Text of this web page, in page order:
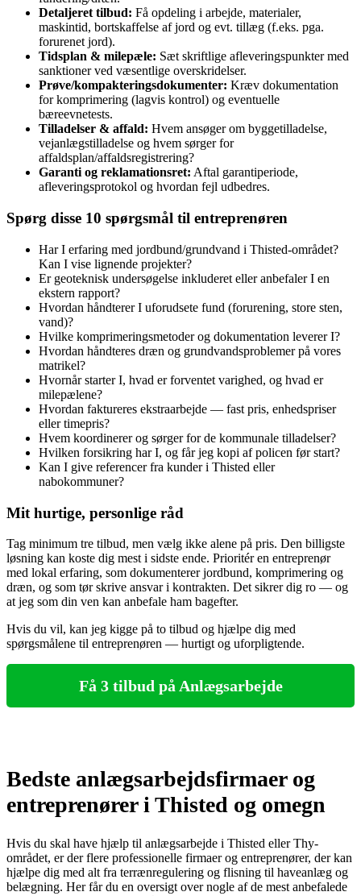
Detaljeret tilbud: Få opdeling i arbejde, materialer,
maskintid, bortskaffelse af jord og evt. tillæg (f.eks. pga.
forurenet jord).
Tidsplan & milepæle: Sæt skriftlige afleveringspunkter med
sanktioner ved væsentlige overskridelser.
Prøve/kompakteringsdokumenter: Kræv dokumentation
for komprimering (lagvis kontrol) og eventuelle
bæreevnetests.
Tilladelser & affald: Hvem ansøger om byggetilladelse,
vejanlægstilladelse og hvem sørger for
affaldsplan/affaldsregistrering?
Garanti og reklamationsret: Aftal garantiperiode,
afleveringsprotokol og hvordan fejl udbedres.
Spørg disse 10 spørgsmål til entreprenøren
Har I erfaring med jordbund/grundvand i Thisted-området?
Kan I vise lignende projekter?
Er geoteknisk undersøgelse inkluderet eller anbefaler I en
ekstern rapport?
Hvordan håndterer I uforudsete fund (forurening, store sten,
vand)?
Hvilke komprimeringsmetoder og dokumentation leverer I?
Hvordan håndteres dræn og grundvandsproblemer på vores
matrikel?
Hvornår starter I, hvad er forventet varighed, og hvad er
milepælene?
Hvordan faktureres ekstraarbejde — fast pris, enhedspriser
eller timepris?
Hvem koordinerer og sørger for de kommunale tilladelser?
Hvilken forsikring har I, og får jeg kopi af policen før start?
Kan I give referencer fra kunder i Thisted eller
nabokommuner?
Mit hurtige, personlige råd
Tag minimum tre tilbud, men vælg ikke alene på pris. Den billigste
løsning kan koste dig mest i sidste ende. Prioritér en entreprenør
med lokal erfaring, som dokumenterer jordbund, komprimering og
dræn, og som tør skrive ansvar i kontrakten. Det sikrer dig ro — og
at jeg som din ven kan anbefale ham bagefter.
Hvis du vil, kan jeg kigge på to tilbud og hjælpe dig med
spørgsmålene til entreprenøren — hurtigt og uforpligtende.
Få 3 tilbud på Anlægsarbejde
Bedste anlægsarbejdsfirmaer og
entreprenører i Thisted og omegn
Hvis du skal have hjælp til anlægsarbejde i Thisted eller Thy-
området, er der flere professionelle firmaer og entreprenører, der kan
hjælpe dig med alt fra terrænregulering og flisning til haveanlæg og
belægning. Her får du en oversigt over nogle af de mest anbefalede